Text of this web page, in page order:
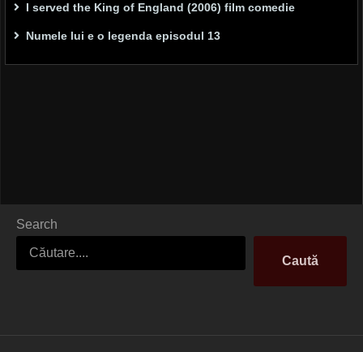
I served the King of England (2006) film comedie
Numele lui e o legenda episodul 13
Search
Caută